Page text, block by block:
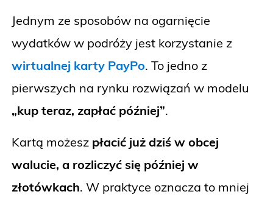
Jednym ze sposobów na ogarnięcie
wydatków w podróży jest korzystanie z
wirtualnej karty PayPo. To jedno z
pierwszych na rynku rozwiązań w modelu
„kup teraz, zapłać później”.
Kartą możesz płacić już dziś w obcej
walucie, a rozliczyć się później w
złotówkach. W praktyce oznacza to mniej